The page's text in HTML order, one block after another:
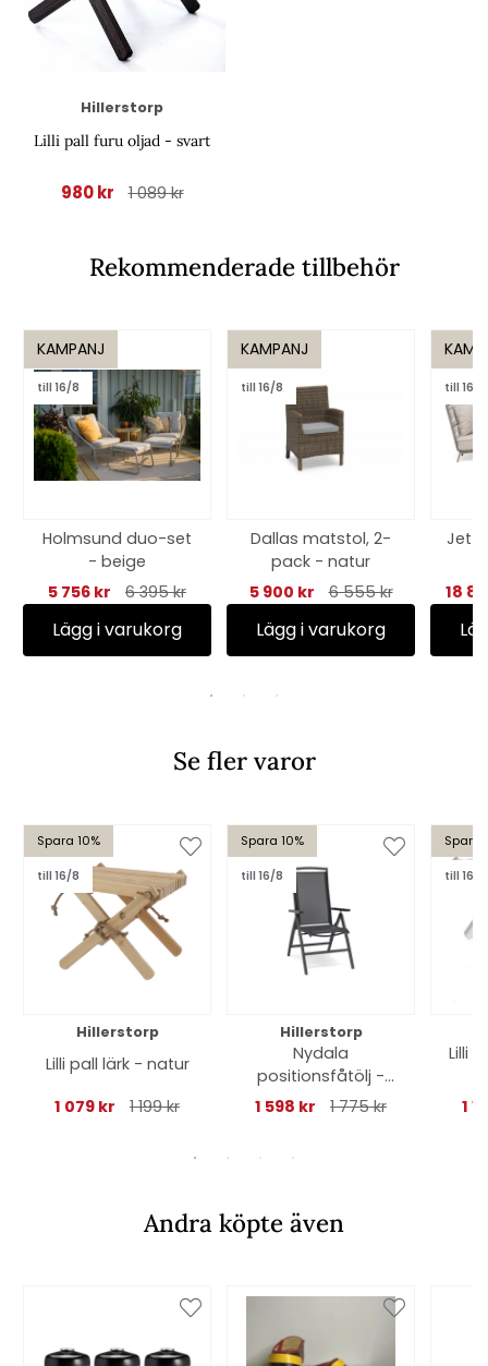
Hillerstorp
Lilli pall furu oljad - svart
980 kr 1 089 kr
Rekommenderade tillbehör
KAMPANJ
till 16/8
Holmsund duo-set
- beige
5 756 kr
6 395 kr
Lägg i varukorg
KAMPANJ
till 16/8
Dallas matstol, 2-
pack - natur
5 900 kr
6 555 kr
Lägg i varukorg
till 16/8
Jet
18
Se fler varor
Spara 10%
till 16/8
Hillerstorp
Lilli pall lärk - natur
1 079 kr
1 199 kr
Spara 10%
till 16/8
Hillerstorp
Nydala
positionsfåtölj -
svart
1 598 kr 1 775 kr
Spara
till 16/8
Lilli
1
Andra köpte även